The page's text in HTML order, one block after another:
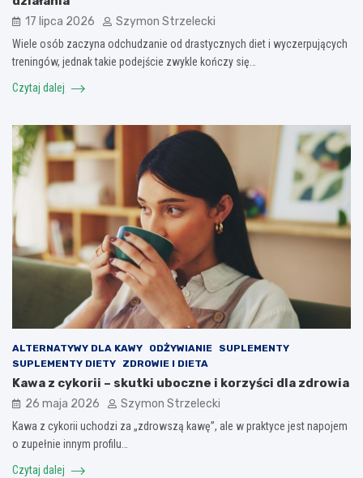
17 lipca 2026 Szymon Strzelecki
Wiele osób zaczyna odchudzanie od drastycznych diet i wyczerpujących
treningów, jednak takie podejście zwykle kończy się…
Czytaj dalej
ALTERNATYWY DLA KAWY ODŻYWIANIE
SUPLEMENTY
SUPLEMENTY DIETY
ZDROWIE I DIETA
Kawa z cykorii – skutki uboczne i korzyści dla zdrowia
26 maja 2026 Szymon Strzelecki
Kawa z cykorii uchodzi za „zdrowszą kawę”, ale w praktyce jest napojem
o zupełnie innym profilu…
Czytaj dalej